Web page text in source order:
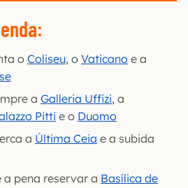
o Coliseu, o Vaticano e a
a Galleria Uffizi, a
Pitti e o Duomo
a Última Ceia e a subida
a pena reservar a Basílica de